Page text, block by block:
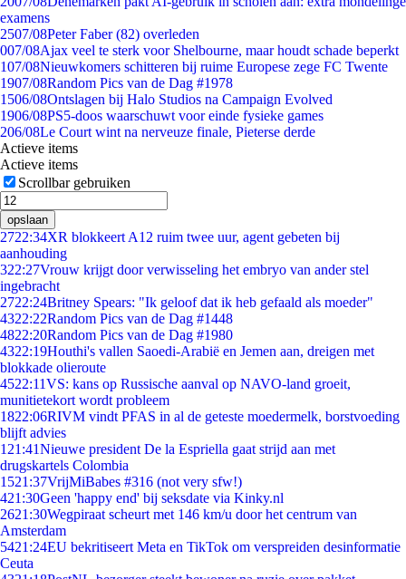
examens
2507/08Peter Faber (82) overleden
007/08Ajax veel te sterk voor Shelbourne, maar houdt schade beperkt
107/08Nieuwkomers schitteren bij ruime Europese zege FC Twente
1907/08Random Pics van de Dag #1978
1506/08Ontslagen bij Halo Studios na Campaign Evolved
1906/08PS5-doos waarschuwt voor einde fysieke games
206/08Le Court wint na nerveuze finale, Pieterse derde
Actieve items
Actieve items
Scrollbar gebruiken
opslaan
2722:34XR blokkeert A12 ruim twee uur, agent gebeten bij
aanhouding
322:27Vrouw krijgt door verwisseling het embryo van ander stel
ingebracht
2722:24Britney Spears: "Ik geloof dat ik heb gefaald als moeder"
4322:22Random Pics van de Dag #1448
4822:20Random Pics van de Dag #1980
4322:19Houthi's vallen Saoedi-Arabië en Jemen aan, dreigen met
blokkade olieroute
4522:11VS: kans op Russische aanval op NAVO-land groeit,
munitietekort wordt probleem
1822:06RIVM vindt PFAS in al de geteste moedermelk, borstvoeding
blijft advies
1 21:41Nieuwe president De la Espriella gaat strijd aan met
drugskartels Colombia
1521:37VrijMiBabes #316 (not very sfw!)
421:30Geen 'happy end' bij seksdate via Kinky.nl
2621:30Wegpiraat scheurt met 146 km/u door het centrum van
Amsterdam
5421:24EU bekritiseert Meta en TikTok om verspreiden desinformatie
Ceuta